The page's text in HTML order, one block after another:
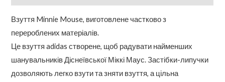
Взуття Minnie Mouse, виготовлене частково з
перероблених матеріалів.
Це взуття adidas створене, щоб радувати найменших
шанувальників Діснеївської Міккі Маус. Застібки-липучки
дозволяють легко взути та зняти взуття, а цільна